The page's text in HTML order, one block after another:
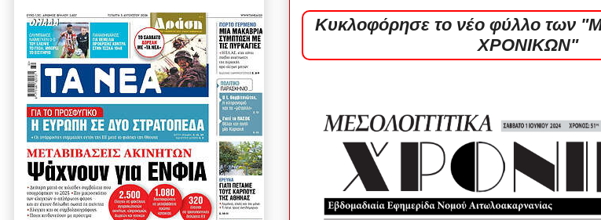
Κυκλοφόρησε το νέο φύλλο των
ΧΡΟΝΙΚΩΝ"